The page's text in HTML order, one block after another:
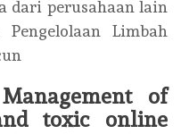
dari perusahaan lain
Limbah
of
toxic online